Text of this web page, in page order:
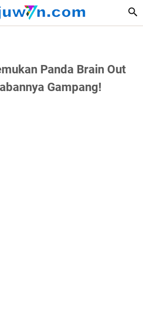
Panda Brain Out
Gampang!